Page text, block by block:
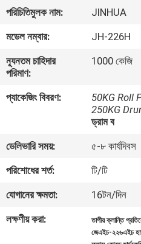
আমাদের
সম্পর্কে
কারখানা
ভ্রমণ
নিয়ন্ত্রণ
আমাদের
সাথে
পরিচিতিমুলক নাম:
JINHUA
মডেল নম্বার:
JH-226H
ন্যূনতম চাহিদার
পরিমাণ:
1000 কেজি
প্যাকেজিং বিবরণ: 50KG Roll
250KG
ড্রাম ব
ডেলিভারি সময়:
৫-৮ কার্যদিবস
পরিশোধের শর্ত:
টি/টি
যোগানের ক্ষমতা:
16টন/দিন
লক্ষণীয় করা:
তাপীয় ক্লান্তি
জেএইচ-২২৬এইচ